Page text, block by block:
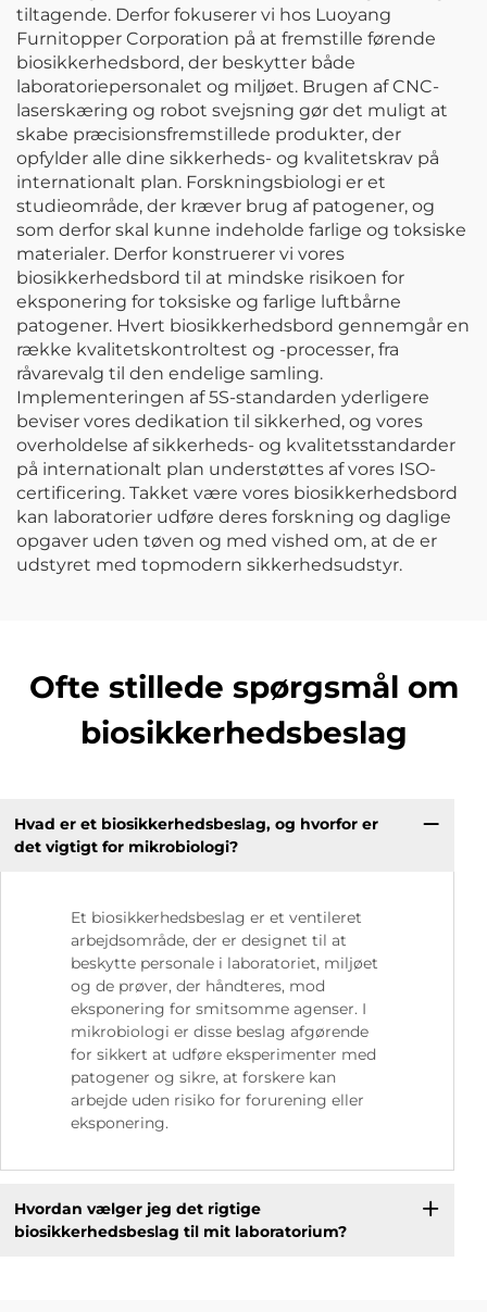
tiltagende. Derfor fokuserer vi hos Luoyang
Furnitopper Corporation på at fremstille førende
biosikkerhedsbord, der beskytter både
laboratoriepersonalet og miljøet. Brugen af CNC-
laserskæring og robot svejsning gør det muligt at
skabe præcisionsfremstillede produkter, der
opfylder alle dine sikkerheds- og kvalitetskrav på
internationalt plan. Forskningsbiologi er et
studieområde, der kræver brug af patogener, og
som derfor skal kunne indeholde farlige og toksiske
materialer. Derfor konstruerer vi vores
biosikkerhedsbord til at mindske risikoen for
eksponering for toksiske og farlige luftbårne
patogener. Hvert biosikkerhedsbord gennemgår en
række kvalitetskontroltest og -processer, fra
råvarevalg til den endelige samling.
Implementeringen af 5S-standarden yderligere
beviser vores dedikation til sikkerhed, og vores
overholdelse af sikkerheds- og kvalitetsstandarder
på internationalt plan understøttes af vores ISO-
certificering. Takket være vores biosikkerhedsbord
kan laboratorier udføre deres forskning og daglige
opgaver uden tøven og med vished om, at de er
udstyret med topmodern sikkerhedsudstyr.
Ofte stillede spørgsmål om
biosikkerhedsbeslag
Hvad er et biosikkerhedsbeslag, og hvorfor er
det vigtigt for mikrobiologi?
Et biosikkerhedsbeslag er et ventileret
arbejdsområde, der er designet til at
beskytte personale i laboratoriet, miljøet
og de prøver, der håndteres, mod
eksponering for smitsomme agenser. I
mikrobiologi er disse beslag afgørende
for sikkert at udføre eksperimenter med
patogener og sikre, at forskere kan
arbejde uden risiko for forurening eller
eksponering.
Hvordan vælger jeg det rigtige
biosikkerhedsbeslag til mit laboratorium?